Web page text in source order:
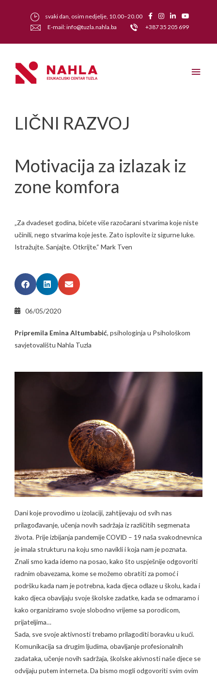
svaki dan, osim nedjelje, 10.00–20.00
E-mail: info@tuzla.nahla.ba
+387 35 205 699
LIČNI RAZVOJ
Motivacija za izlazak iz
zone komfora
„Za dvadeset godina, bićete više razočarani stvarima koje niste
učinili, nego stvarima koje jeste. Zato isplovite iz sigurne luke.
Istražujte. Sanjajte. Otkrijte.“ Mark Tven
06/05/2020
Pripremila Emina Altumbabić, psihologinja u Psihološkom
savjetovalištu Nahla Tuzla
Dani koje provodimo u izolaciji, zahtijevaju od svih nas
prilagođavanje, učenja novih sadržaja iz različitih segmenata
života. Prije izbijanja pandemije COVID – 19 naša svakodnevnica
je imala strukturu na koju smo navikli i koja nam je poznata.
Znali smo kada idemo na posao, kako što uspješnije odgovoriti
radnim obavezama, kome se možemo obratiti za pomoć i
podršku kada nam je potrebna, kada djeca odlaze u školu, kada i
kako djeca obavljaju svoje školske zadatke, kada se odmaramo i
kako organiziramo svoje slobodno vrijeme sa porodicom,
prijateljima…
Sada, sve svoje aktivnosti trebamo prilagoditi boravku u kući.
Komunikacija sa drugim ljudima, obavljanje profesionalnih
zadataka, učenje novih sadržaja, školske akivnosti naše djece se
odvijaju putem interneta. Da bismo mogli odgovoriti svim ovim